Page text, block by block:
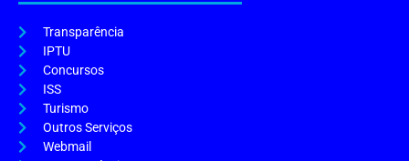
Transparência
IPTU
Concursos
ISS
Turismo
Outros Serviços
Webmail